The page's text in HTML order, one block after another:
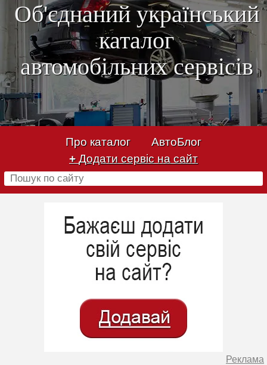
Об'єднаний український
каталог
автомобільних сервісів
Про каталог
АвтоБлог
+ Додати сервіс на сайт
Реклама